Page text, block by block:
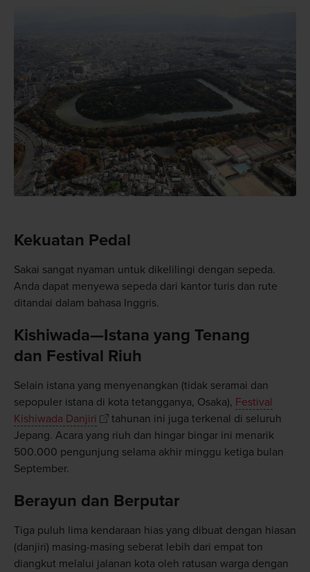
Kekuatan Pedal
Sakai sangat nyaman untuk dikelilingi dengan sepeda.
Anda dapat menyewa sepeda dari kantor turis dan rute
ditandai dalam bahasa Inggris.
Kishiwada—Istana yang Tenang
dan Festival Riuh
Selain istana yang menyenangkan (tidak seramai dan
sepopuler istana di kota tetangganya, Osaka), Festival
Kishiwada Danjiri
tahunan ini juga terkenal di seluruh
Jepang. Acara yang riuh dan hingar bingar ini menarik
500.000 pengunjung selama akhir minggu ketiga bulan
September.
Berayun dan Berputar
Tiga puluh lima kendaraan hias yang dibuat dengan hiasan
(danjiri) masing-masing seberat lebih dari empat ton
diangkut melalui jalanan kota oleh ratusan warga dengan